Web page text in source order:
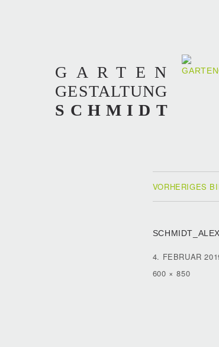
GARTEN
GESTALTUNG
SCHMIDT
VORHERIGES
AM
4. FEBRUAR
VOLLE
600 × 850